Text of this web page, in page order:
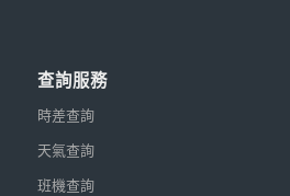
查詢服務
時差查詢
天氣查詢
班機查詢